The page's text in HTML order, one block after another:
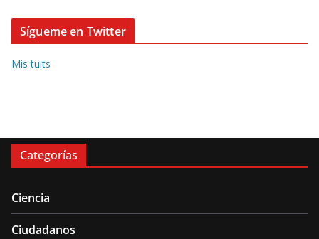
Sígueme en Twitter
Mis tuits
Categorías
Ciencia
Ciudadanos